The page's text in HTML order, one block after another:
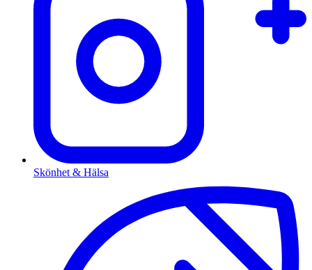
Skönhet & Hälsa